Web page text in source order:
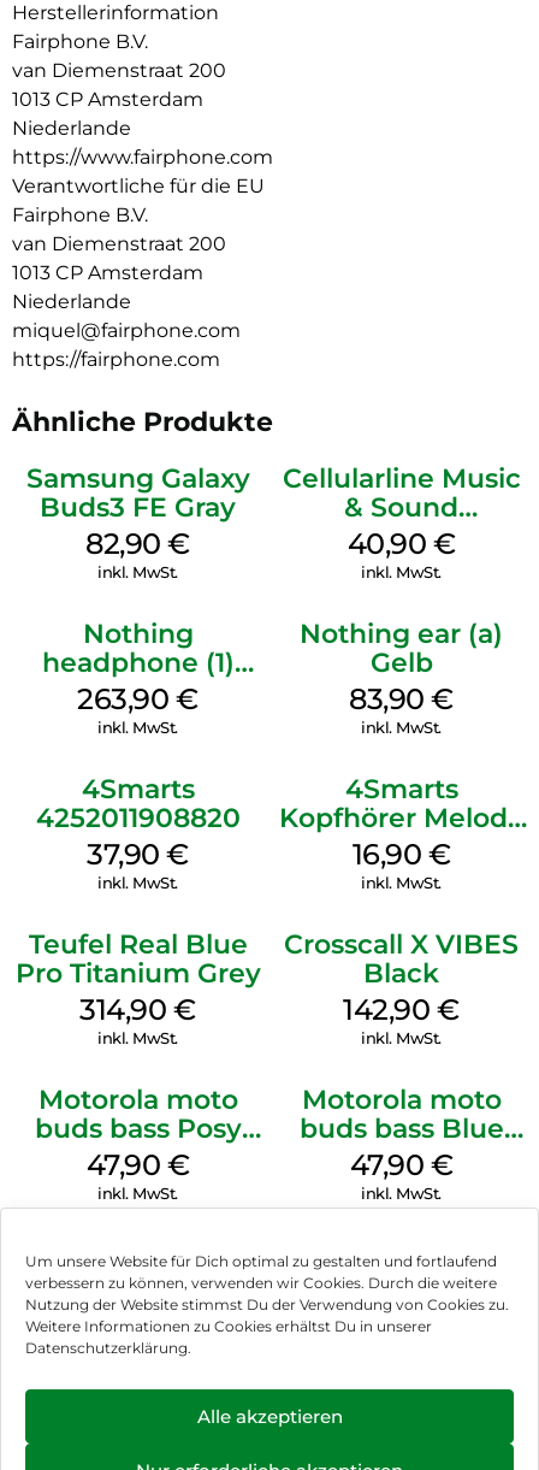
Um unsere Website für Dich optimal zu gestalten und fortlaufend
verbessern zu können, verwenden wir Cookies. Durch die weitere
Nutzung der Website stimmst Du der Verwendung von Cookies zu.
Weitere Informationen zu Cookies erhältst Du in unserer
Datenschutzerklärung.
Alle akzeptieren
Ohrstöpsel)
Benutzerdefinierter 8-Band-EQ zur Anpassung der Ohrhörer
an Ihre Wünsche per App
Bis zu 6 Stunden + 25 Stunden Spielzeit (inkl. Tasche)
Designed to last:
Reparierbare Ohrstöpsel mit austauschbaren Batterien
(Ohrhörer und Gehäuse) und modularem Gehäuse
Hergestellt aus fairen (Gold, Kobalt, Silber, Kupfer) und
recycelten (Kunststoff, Zinn, seltene Erden) Materialien
Bonus für existenzsichernde Löhne und
Klimabewusst und elektronikmüll neutral
Produktabmessungen je Earbud:
Breite: 24,6 mm, Höhe: 28,7 mm, Länge:21 mm
Gewicht: 5 gr pro Ohrhörer
Herstellerinformation
Fairphone B.V.
van Diemenstraat 200
1013 CP Amsterdam
Niederlande
https://www.fairphone.com
Verantwortliche für die EU
Fairphone B.V.
van Diemenstraat 200
1013 CP Amsterdam
Niederlande
miquel@fairphone.com
https://fairphone.com
Ähnliche Produkte
Samsung Galaxy
Buds3 FE Gray
82,90€
inkl. MwSt.
Cellularline Music
& Sound
Bluetooth
Headphone MAXI
40,90 €
inkl. MwSt.
Nothing
headphone (1)
Schwarz
263,90€
inkl. MwSt.
Nothing ear (a)
Gelb
83,90€
inkl. MwSt.
4Smarts
4252011908820
37,90€
inkl. MwSt.
4Smarts
Kopfhörer Melody
Digital USB-C
Weiß
16,90 €
inkl. MwSt.
Teufel Real Blue
Pro Titanium Grey
314,90€
inkl. MwSt.
Crosscall X VIBES
Black
142,90€
inkl. MwSt.
Motorola moto
buds bass Posy
Green
47,90 €
inkl. MwSt.
Motorola moto
buds bass Blue
Jewel
47,90 €
inkl. MwSt.
Impressum